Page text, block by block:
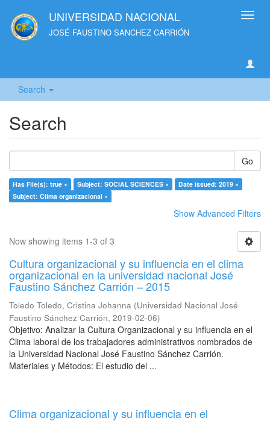
UNIVERSIDAD NACIONAL
JOSÉ FAUSTINO SANCHEZ CARRIÓN
Search
Search
Go
Has File(s): true × Subject: SOCIAL SCIENCES ×
Date issued: 2019 ×
Subject: Clima organizacional ×
Show Advanced Filters
Now showing items 1-3 of 3
Cultura organizacional y su influencia en el clima
organizacional en la universidad nacional José
Faustino Sánchez Carrión – 2015
Toledo Toledo, Cristina Johanna (Universidad Nacional José
Faustino Sánchez Carrión, 2019-02-06)
Objetivo: Analizar la Cultura Organizacional y su influencia en el
Clima laboral de los trabajadores administrativos nombrados de
la Universidad Nacional José Faustino Sánchez Carrión.
Materiales y Métodos: El estudio del ...
Clima organizacional y su influencia en el